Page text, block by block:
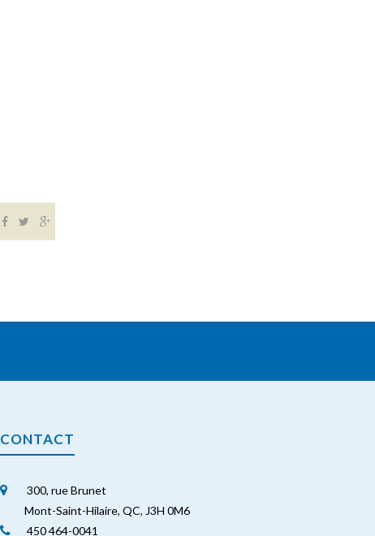
CONTACT
300, rue Brunet
Mont-Saint-Hilaire, QC, J3H 0M6
450 464-0041